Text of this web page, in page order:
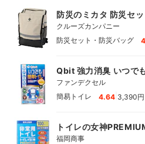
防災のミカタ 防災セ
クルーズカンパニー
防災セット・防災バッグ
Qbit 強力消臭 いつで
ファンデクセル
簡易トイレ
4.64 3,390円
トイレの女神
100回分
福岡商事